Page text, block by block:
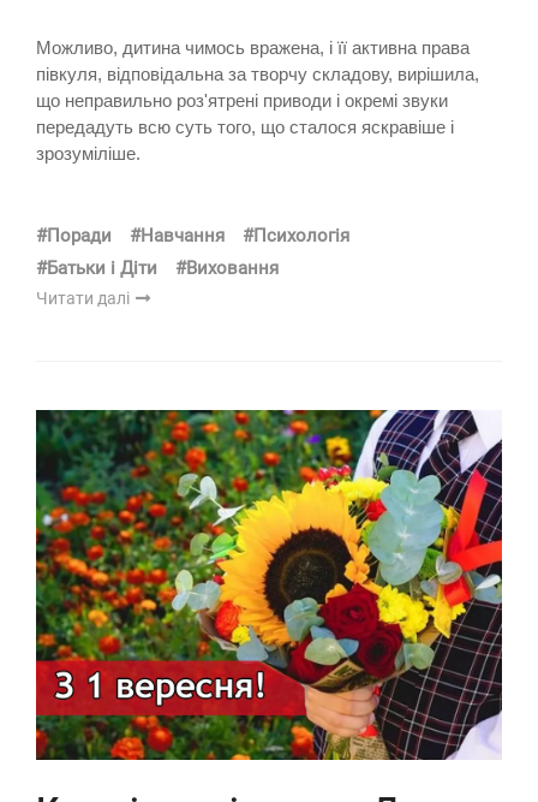
Можливо, дитина чимось вражена, і її активна права
півкуля, відповідальна за творчу складову, вирішила,
що неправильно роз'ятрені приводи і окремі звуки
передадуть всю суть того, що сталося яскравіше і
зрозуміліше.
#Поради #Навчання
#Психологія
#Батьки і Діти
#Виховання
Читати далі